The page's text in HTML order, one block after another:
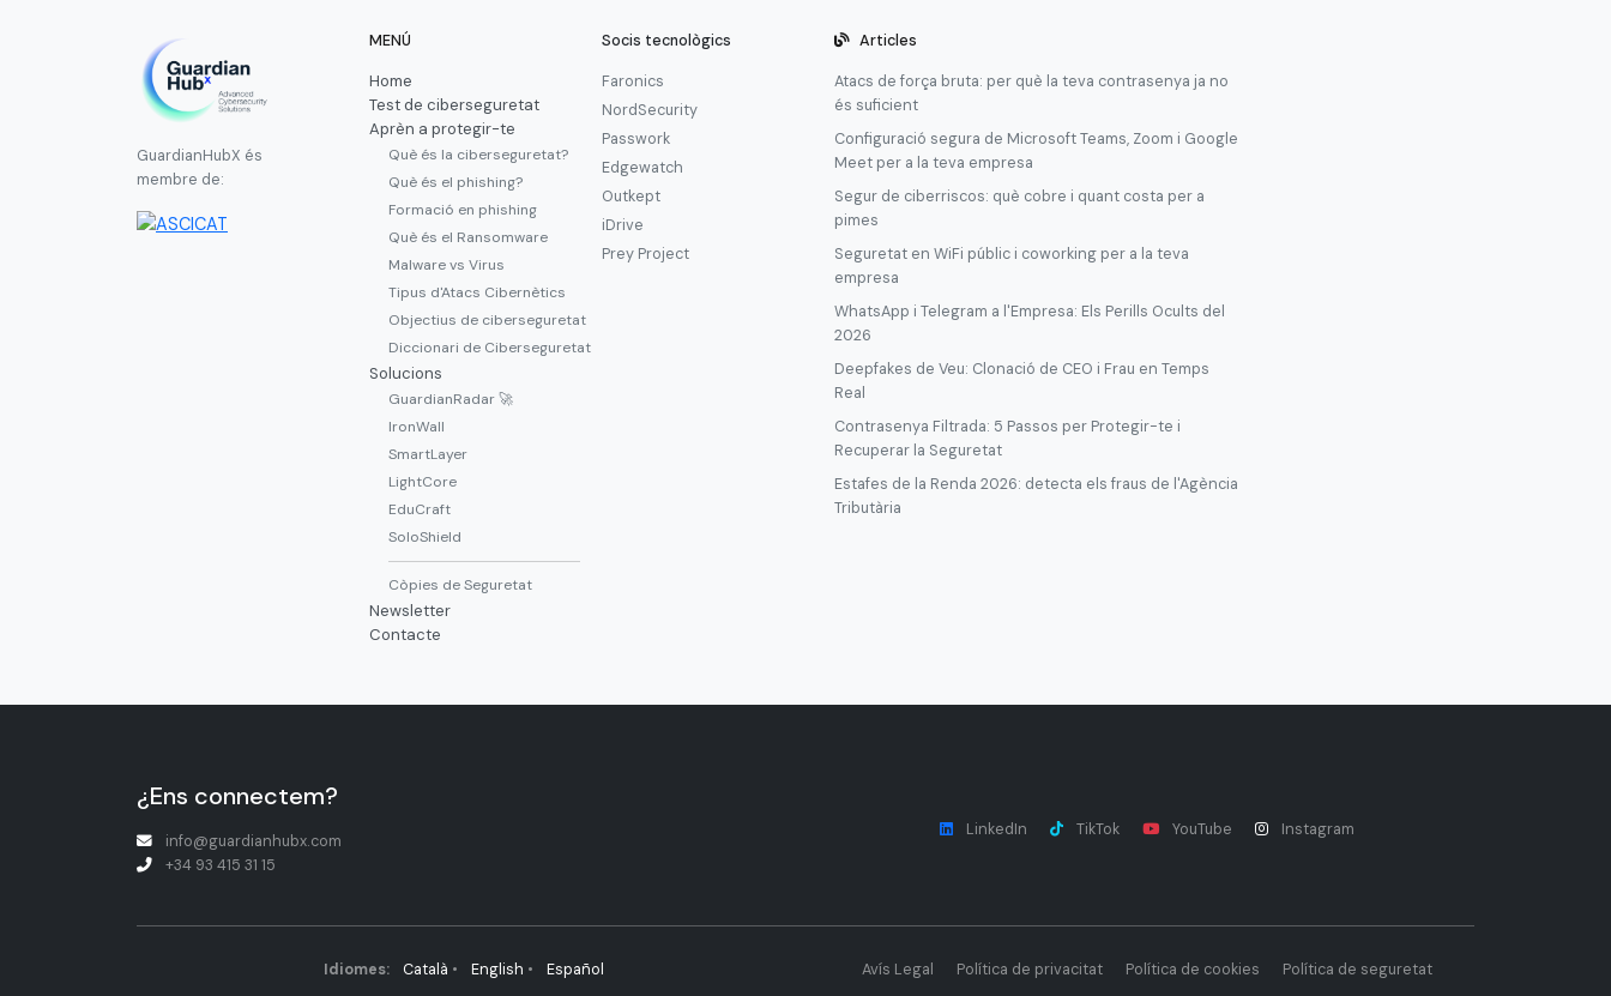
GuardianHubX és
membre de:
MENÚ
Home
Test de ciberseguretat
Aprèn a protegir-te
Què és la ciberseguretat?
Què és el phishing?
Formació en phishing
Què és el Ransomware
Malware vs Virus
Tipus d'Atacs Cibernètics
Objectius de ciberseguretat
Diccionari de Ciberseguretat
Solucions
GuardianRadar 🚀
IronWall
SmartLayer
LightCore
EduCraft
SoloShield
Còpies de Seguretat
Newsletter
Contacte
Socis tecnològics
Faronics
NordSecurity
Passwork
Edgewatch
Outkept
iDrive
Prey Project
Articles
Atacs de força bruta: per què la teva contrasenya ja no
és suficient
Configuració segura de Microsoft Teams, Zoom i Google
Meet per a la teva empresa
Segur de ciberriscos: què cobre i quant costa per a
pimes
Seguretat en WiFi públic i coworking per a la teva
empresa
WhatsApp i Telegram a l'Empresa: Els Perills Ocults del
2026
Deepfakes de Veu: Clonació de CEO i Frau en Temps
Real
Contrasenya Filtrada: 5 Passos per Protegir-te i
Recuperar la Seguretat
Estafes de la Renda 2026: detecta els fraus de l'Agència
Tributària
¿Ens connectem?
info@guardianhubx.com
+34 93 415 31 15
LinkedIn TikTok YouTube Instagram
Idiomes: Català • English • Español Avís Legal Política de privacitat Política de cookies Política de seguretat